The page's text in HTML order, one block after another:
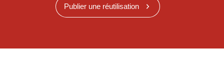
Publier une réutilisation